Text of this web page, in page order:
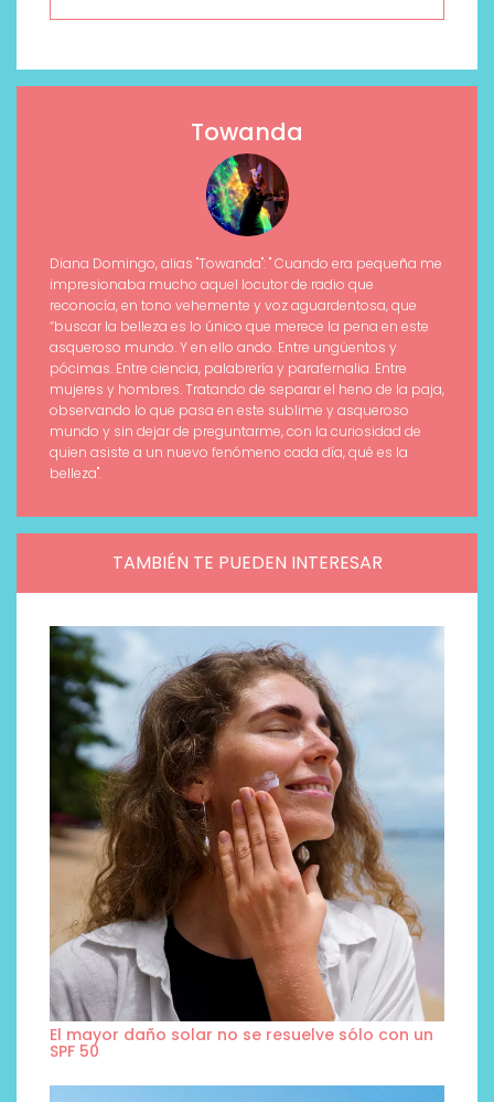
Towanda
Diana Domingo, alias "Towanda": " Cuando era pequeña me
impresionaba mucho aquel locutor de radio que
reconocía, en tono vehemente y voz aguardentosa, que
“buscar la belleza es lo único que merece la pena en este
asqueroso mundo. Y en ello ando. Entre ungüentos y
pócimas. Entre ciencia, palabrería y parafernalia. Entre
mujeres y hombres. Tratando de separar el heno de la paja,
observando lo que pasa en este sublime y asqueroso
mundo y sin dejar de preguntarme, con la curiosidad de
quien asiste a un nuevo fenómeno cada día, qué es la
belleza".
TAMBIÉN TE PUEDEN INTERESAR
El mayor daño solar no se resuelve sólo con un
SPF 50